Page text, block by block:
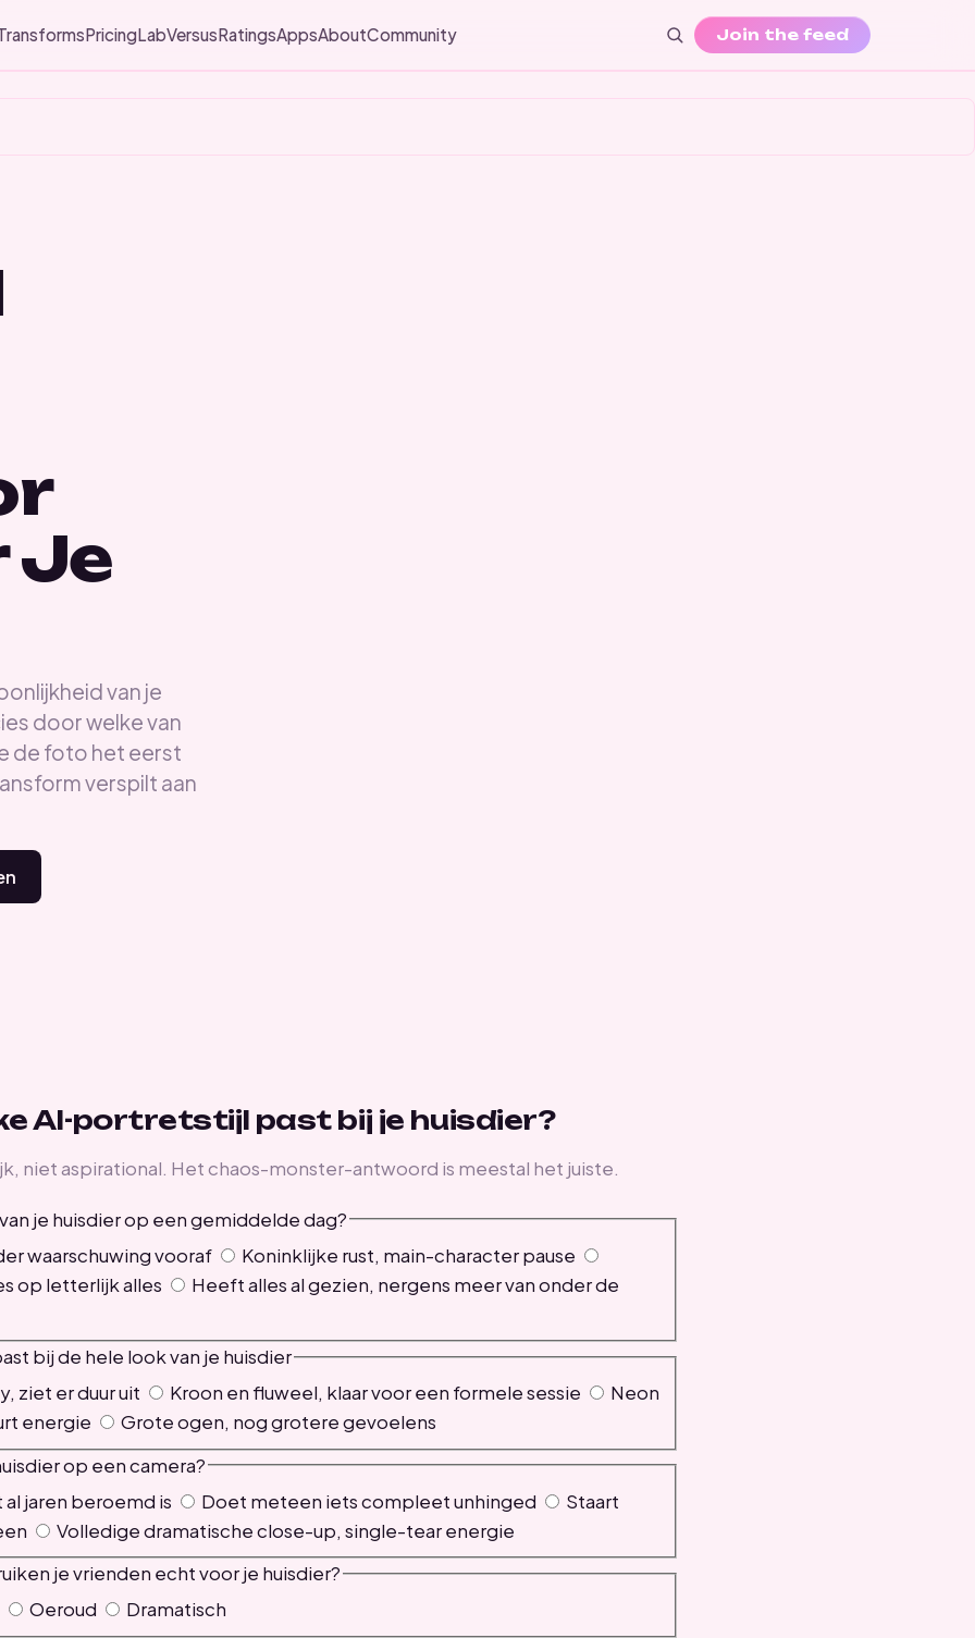
Je
van je
door welke van
de foto het eerst
verspilt aan
AI-portretstijl past bij je huisdier?
niet aspirational. Het chaos-monster-antwoord is meestal het juiste.
je huisdier op een gemiddelde dag?
waarschuwing vooraf
Koninklijke rust, main-character pause
op letterlijk alles
Heeft alles al gezien, nergens meer van onder de
bij de hele look van je huisdier
ziet er duur uit
Kroon en fluweel, klaar voor een formele sessie
Neon
energie
Grote ogen, nog grotere gevoelens
op een camera?
jaren beroemd is
Doet meteen iets compleet unhinged
Staart
Volledige dramatische close-up, single-tear energie
je vrienden echt voor je huisdier?
Oeroud
Dramatisch
PricingLabVersusRatingsAppsAboutCommunity Join the feed